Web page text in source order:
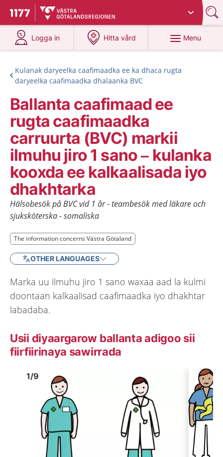
To start page for 1177
Du har valt region
Logga in
at 1177.se
Hitta vård
at 1177.se
Menu
Kulanak daryeelka caafimaadka ee ka dhaca rugta
daryeelka caafimaadka dhalaanka BVC
Ballanta caafimaad ee
rugta caafimaadka
carruurta (BVC) markii
ilmuhu jiro 1 sano – kulanka
kooxda ee kalkaalisada iyo
dhakhtarka
Hälsobesök på BVC vid 1 år - teambesök med läkare och
sjuksköterska - somaliska
The information concerns Västra Götaland
The information concerns Västra Götaland
OTHER LANGUAGES
Marka uu ilmuhu jiro 1 sano waxaa aad la kulmi
doontaan kalkaalisad caafimaadka iyo dhakhtar
labadaba.
Usii diyaargarow ballanta adigoo sii
fiirfiirinaya sawirrada
Image
1/9 Image
Show
Show previous image